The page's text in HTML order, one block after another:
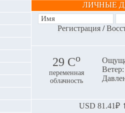
ЛИЧНЫЕ
Регистрация/
29 Сo
переменная
облачность
USD 81.41₽